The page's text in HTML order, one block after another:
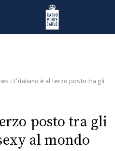
Radio Monte Carlo
› L’italiano è al terzo posto tra gli
posto tra gli
al mondo